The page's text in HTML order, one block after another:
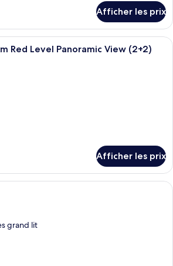
Afficher les prix
Une chambre d’hôtel avec un lit,
Red Level Panoramic View (2+2)
Afficher les prix
Articles de toilette griffés, séchoir à
grand lit